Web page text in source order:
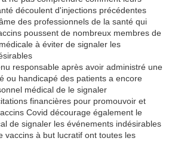
découlent d'injections précédentes
des professionnels de la santé qui
poussent de nombreux membres de
à éviter de signaler les
responsable après avoir administré une
ou handicapé des patients a encore
médical de le signaler
financières pour promouvoir et
Covid décourage également le
de signaler les événements indésirables
vaccins à but lucratif ont toutes les